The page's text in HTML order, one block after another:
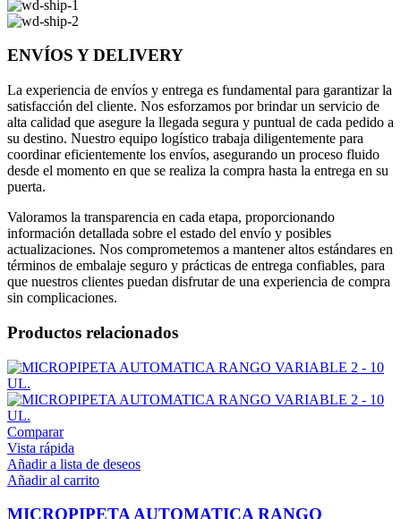
ENVÍOS Y DELIVERY
La experiencia de envíos y entrega es fundamental para garantizar la
satisfacción del cliente. Nos esforzamos por brindar un servicio de
alta calidad que asegure la llegada segura y puntual de cada pedido a
su destino. Nuestro equipo logístico trabaja diligentemente para
coordinar eficientemente los envíos, asegurando un proceso fluido
desde el momento en que se realiza la compra hasta la entrega en su
puerta.
Valoramos la transparencia en cada etapa, proporcionando
información detallada sobre el estado del envío y posibles
actualizaciones. Nos comprometemos a mantener altos estándares en
términos de embalaje seguro y prácticas de entrega confiables, para
que nuestros clientes puedan disfrutar de una experiencia de compra
sin complicaciones.
Productos relacionados
Comparar
Vista rápida
Añadir a lista de deseos
Añadir al carrito
MICROPIPETA AUTOMATICA RANGO